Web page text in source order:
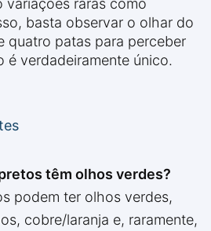
variações raras como
basta observar o olhar do
quatro patas para perceber
é verdadeiramente único.
têm olhos verdes?
podem ter olhos verdes,
cobre/laranja e, raramente,